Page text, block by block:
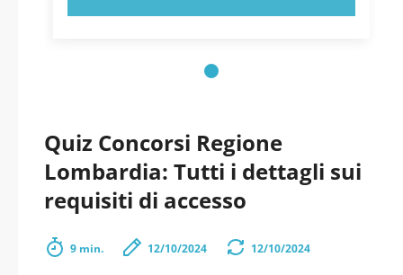
Quiz Concorsi Regione
Lombardia: Tutti i dettagli sui
requisiti di accesso
9 min. 12/10/2024 12/10/2024